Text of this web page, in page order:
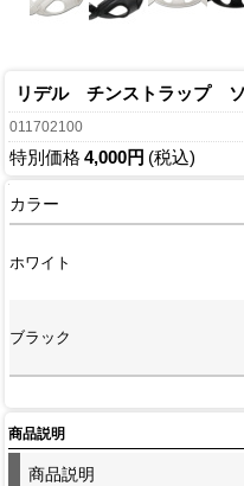
リデル チンストラップ
011702100
特別価格 4,000円 (税込)
カラー
ホワイト
ブラック
商品説明
商品説明